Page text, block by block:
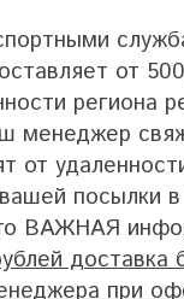
от
региона
менеджер
от
посылки
ВАЖНАЯ
при